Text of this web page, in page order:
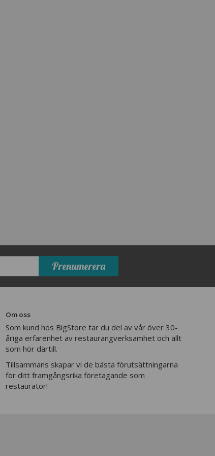
Prenumerera
Om oss
Som kund hos BigStore tar du del av vår över 30-
åriga erfarenhet av restaurangverksamhet och allt
som hör därtill.
Tillsammans skapar vi de bästa förutsättningarna
för ditt framgångsrika företagande som
restauratör!